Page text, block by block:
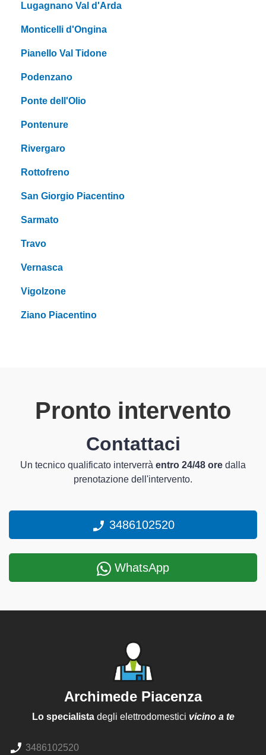
Lugagnano Val d'Arda
Monticelli d'Ongina
Pianello Val Tidone
Podenzano
Ponte dell'Olio
Pontenure
Rivergaro
Rottofreno
San Giorgio Piacentino
Sarmato
Travo
Vernasca
Vigolzone
Ziano Piacentino
Pronto intervento
Contattaci
Un tecnico qualificato interverrà entro 24/48 ore dalla
prenotazione dell'intervento.
3486102520
WhatsApp
Archimede Piacenza
Lo specialistadegli elettrodomestici vicino a te
3486102520